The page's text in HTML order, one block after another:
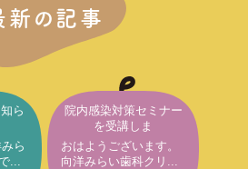
新の記事
ら
ら
...
院内感染対策セミナー
を受講しま
おはようございます。
向洋みらい歯科クリ...